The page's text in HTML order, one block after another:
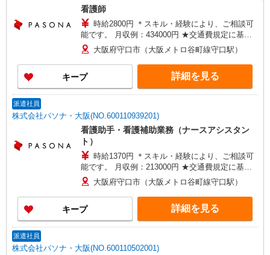
看護師
時給2800円 ＊スキル・経験により、ご相談可
能です。 月収例：434000円 ★交通費規定に基づ
き交通費支給
大阪府守口市（大阪メトロ谷町線守口駅）
キープ 詳細を見る
派遣社員
株式会社パソナ・大阪(NO.600110939201)
看護助手・看護補助業務（ナースアシスタン
ト）
時給1370円 ＊スキル・経験により、ご相談可
能です。 月収例：213000円 ★交通費規定に基づ
き交通費支給
大阪府守口市（大阪メトロ谷町線守口駅）
キープ 詳細を見る
派遣社員
株式会社パソナ・大阪(NO.600110502001)